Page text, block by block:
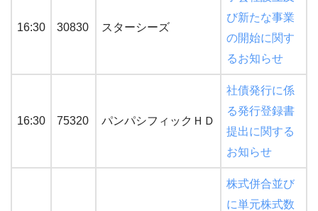
16:30 30830 スターシーズ
び新たな事業
の開始に関す
るお知らせ
16:30 75320 パンパシフィックＨＤ
社債発行に係
る発行登録書
提出に関する
お知らせ
株式併合並び
に単元株式数